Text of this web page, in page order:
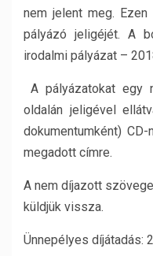
nem jelent meg.
pályázó jeligéjét. A
irodalmi pályázat –
A pályázatokat egy
oldalán jeligével
dokumentumként)
megadott címre.
A nem díjazott
küldjük vissza.
Ünnepélyes díjátadás: